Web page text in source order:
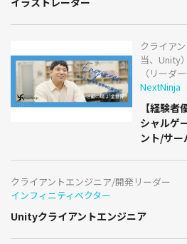
クライア
当、Unity
（リーダ
NextNinja
【経験
シャルゲ
ント/サ
クライアントエンジニア/開発リーダー
インフィニティベクター
Unityクライアントエンジニア